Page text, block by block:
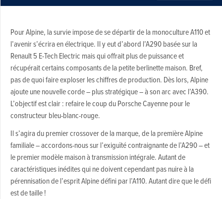
Pour Alpine, la survie impose de se départir de la monoculture A110 et
l’avenir s’écrira en électrique. Il y eut d’abord l’A290 basée sur la
Renault 5 E-Tech Electric mais qui offrait plus de puissance et
récupérait certains composants de la petite berlinette maison. Bref,
pas de quoi faire exploser les chiffres de production. Dès lors, Alpine
ajoute une nouvelle corde – plus stratégique – à son arc avec l’A390.
L’objectif est clair : refaire le coup du Porsche Cayenne pour le
constructeur bleu-blanc-rouge.
Il s’agira du premier crossover de la marque, de la première Alpine
familiale – accordons-nous sur l’exiguïté contraignante de l’A290 – et
le premier modèle maison à transmission intégrale. Autant de
caractéristiques inédites qui ne doivent cependant pas nuire à la
pérennisation de l’esprit Alpine défini par l’A110. Autant dire que le défi
est de taille !